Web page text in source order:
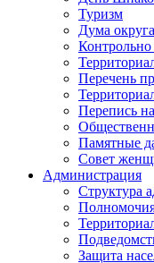
Туризм
Дума округа
Перечень
Перепись
Памятные
Совет
Администрация
Структура
Защита